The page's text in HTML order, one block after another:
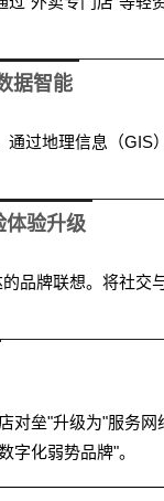
据智能
通过地理信息（GIS
体验升级
品牌联想。将社交
对垒"升级为"服务
字化弱势品牌"。